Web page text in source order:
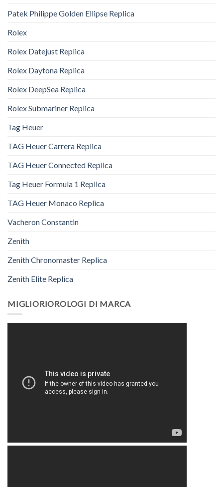
Patek Philippe Golden Ellipse Replica
Rolex
Rolex Datejust Replica
Rolex Daytona Replica
Rolex DeepSea Replica
Rolex Submariner Replica
Tag Heuer
TAG Heuer Carrera Replica
TAG Heuer Connected Replica
Tag Heuer Formula 1 Replica
TAG Heuer Monaco Replica
Vacheron Constantin
Zenith
Zenith Chronomaster Replica
Zenith Elite Replica
MIGLIORIOROLOGI DI MARCA